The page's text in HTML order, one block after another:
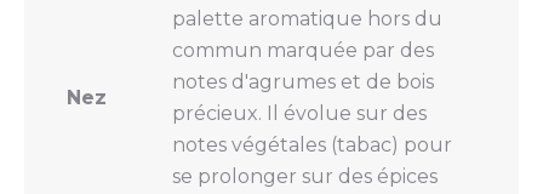
Nez
palette aromatique hors du
commun marquée par des
notes d'agrumes et de bois
précieux. Il évolue sur des
notes végétales (tabac) pour
se prolonger sur des épices